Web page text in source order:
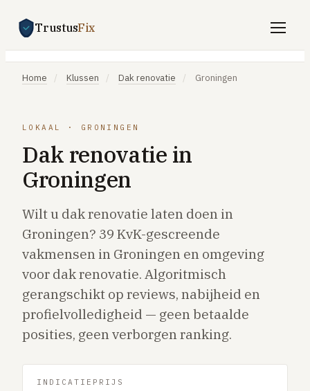
TrustusFix
Gratis offertes aanvragen
Klussen
SPOED 24/7
CV-storing
Warmtepomp-storing
Lekkage
Daklekkage
Afvoer verstopt
Gaslucht
Stroom uitgevallen
Buitengesloten
Home / Klussen / Dak renovatie / Groningen
LOKAAL · GRONINGEN
Dak renovatie in
Groningen
Wilt u dak renovatie laten doen in
Groningen? 39 KvK-gescreende
vakmensen in Groningen en omgeving
voor dak renovatie. Algoritmisch
gerangschikt op reviews, nabijheid en
profielvolledigheid — geen betaalde
posities, geen verborgen ranking.
INDICATIEPRIJS